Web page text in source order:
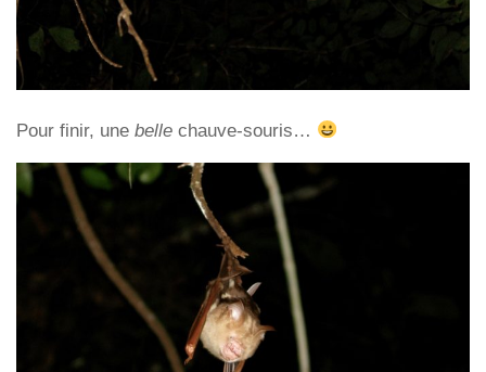
Pour finir, une belle chauve-souris…